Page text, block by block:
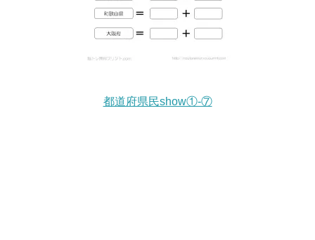
都道府県民show①-⑦